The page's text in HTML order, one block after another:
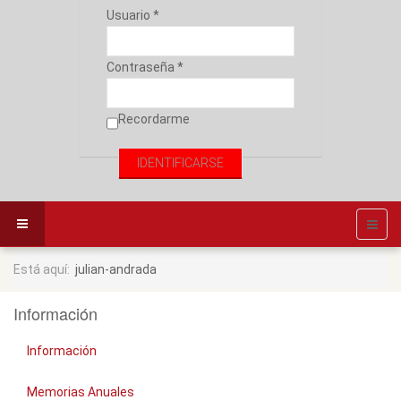
Usuario *
Contraseña *
Recordarme
Está aquí: julian-andrada
Información
Información
Memorias Anuales